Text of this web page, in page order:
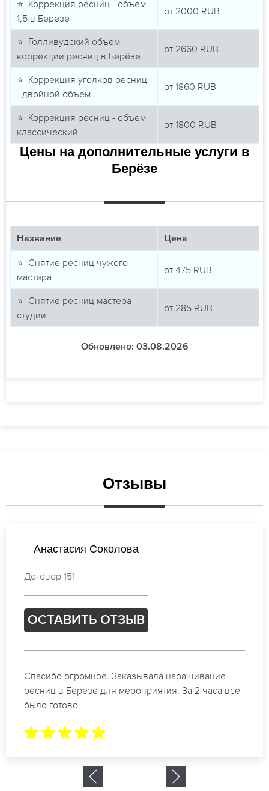
⭐ Коррекция ресниц - объем
1,5 в Берёзе
от 2000 RUB
⭐ Голливудский объем
коррекции ресниц в Берёзе
от 2660 RUB
⭐ Коррекция уголков ресниц
- двойной объем
от 1860 RUB
⭐ Коррекция ресниц - объем
классический
от 1800 RUB
Цены на дополнительные услуги в
Берёзе
Название Цена
⭐ Снятие ресниц чужого
мастера
от 475 RUB
⭐ Снятие ресниц мастера
студии
от 285 RUB
Обновлено: 03.08.2026
Отзывы
Екатерина Петрова
Договор 504
ОСТАВИТЬ ОТЗЫВ
Идеальные мастера своего дела по наращиванию
ресниц в Берёзе. Великолепный результат. Буду
обращаться еще.